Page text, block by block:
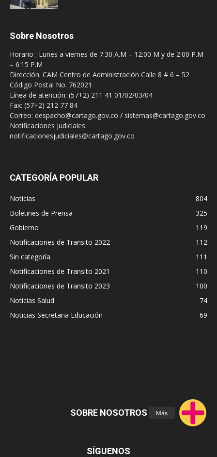
Sobre Nosotros
Horario : Lunes a viernes de 7:30 A.M – 12:00 M y de 2:00 P.M
– 6:15 P.M
Dirección: CAM Centro de Administración Calle 8 # 6 – 52
Código Postal No. 762021
Línea de atención: (57+2) 211 41 01/02/03/04
Fax: (57+2) 212 77 84
Correo: despacho@cartago.gov.co / sistemas@cartago.gov.co
Notificaciones judiciales:
notificacionesjudiciales@cartago.gov.co
CATEGORÍA POPULAR
Noticias
804
Boletines de Prensa
325
Gobierno
119
Notificaciones de Transito 2022
112
Sin categoría
111
Notificaciones de Transito 2021
110
Notificaciones de Transito 2023
100
Noticias Salud
74
Noticias Secretaria Educación
69
SOBRE NOSOTROS
SÍGUENOS